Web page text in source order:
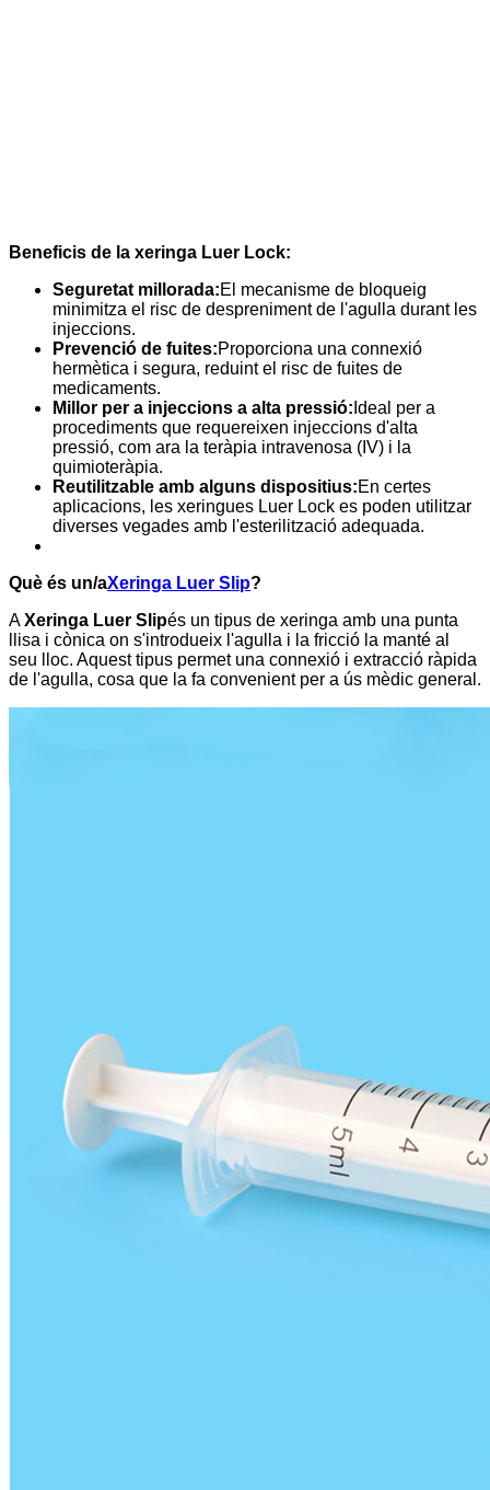
Beneficis de la xeringa Luer Lock:
Seguretat millorada:El mecanisme de bloqueig
minimitza el risc de despreniment de l'agulla durant les
injeccions.
Prevenció de fuites:Proporciona una connexió
hermètica i segura, reduint el risc de fuites de
medicaments.
Millor per a injeccions a alta pressió: Ideal per a
procediments que requereixen injeccions d'alta
pressió, com ara la teràpia intravenosa (IV) i la
quimioteràpia.
Reutilitzable amb alguns dispositius:En certes
aplicacions, les xeringues Luer Lock es poden utilitzar
diverses vegades amb l'esterilització adequada.
Què és un/aXeringa Luer Slip?
AXeringa Luer Slipés un tipus de xeringa amb una punta
llisa i cònica on s'introdueix l'agulla i la fricció la manté al
seu lloc. Aquest tipus permet una connexió i extracció ràpida
de l'agulla, cosa que la fa convenient per a ús mèdic general.